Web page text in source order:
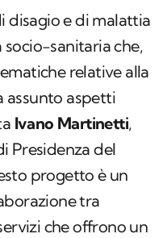
disagio e di malattia
sanitaria che,
relative alla
assunto aspetti
Ivano Martinetti,
Presidenza del
progetto è un
tra
che offrono un